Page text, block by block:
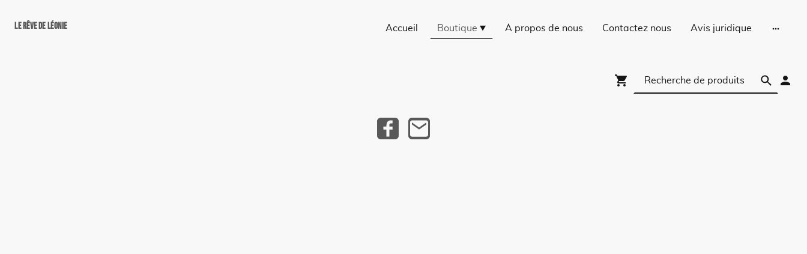
Le rêve de Léonie Accueil Boutique À propos de nous Contactez nous Avis juridique